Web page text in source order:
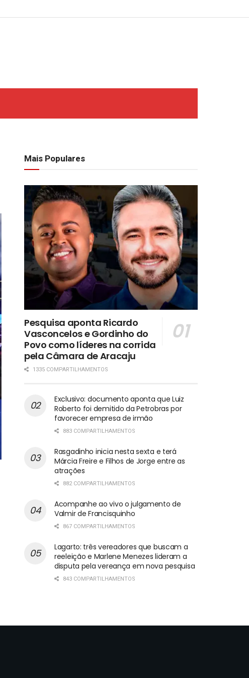
Mais Populares
Pesquisa aponta Ricardo
Vasconcelos e Gordinho do
Povo como líderes na corrida
pela Câmara de Aracaju
1335 COMPARTILHAMENTOS
Exclusivo: documento aponta que Luiz
Roberto foi demitido da Petrobras por
favorecer empresa de irmão
883 COMPARTILHAMENTOS
Rasgadinho inicia nesta sexta e terá
Márcia Freire e Filhos de Jorge entre as
atrações
882 COMPARTILHAMENTOS
Acompanhe ao vivo o julgamento de
Valmir de Francisquinho
867 COMPARTILHAMENTOS
Lagarto: três vereadores que buscam a
reeleição e Marlene Menezes lideram a
disputa pela vereança em nova pesquisa
843 COMPARTILHAMENTOS